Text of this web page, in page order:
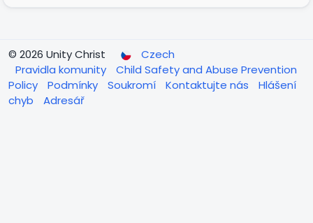
© 2026 Unity Christ
Czech
Pravidla komunity
Child Safety and Abuse Prevention
Policy
Podmínky Soukromí Kontaktujte nás
Hlášení
chyb
Adresář